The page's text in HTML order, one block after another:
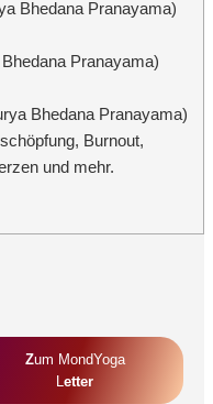
Pranayama)
Bhedana Pranayama)
Burnout,
und mehr.
ZUm MondYoga
LEtter